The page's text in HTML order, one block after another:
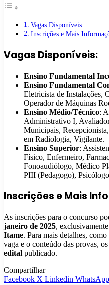
Vagas Disponíveis:
Inscrições e Mais
Vagas Disponíveis:
Ensino Fundamental
Ensino Fundamental
Eletricista de Instalações,
Operador de Máquinas
Ensino Médio/Técnico:
Administrativo I,
Municipais,
em Radiologia, Vigilante.
Ensino Superior:
Físico, Enfermeiro,
Fonoaudiólogo, Médico
PIII (Pedagogo),
Inscrições e Mais
As inscrições para o concurso
janeiro de 2025,
Itame. Para mais detalhes,
vaga e o conteúdo das provas,
edital publicado.
Compartilhar
Facebook X Linkedin WhatsApp